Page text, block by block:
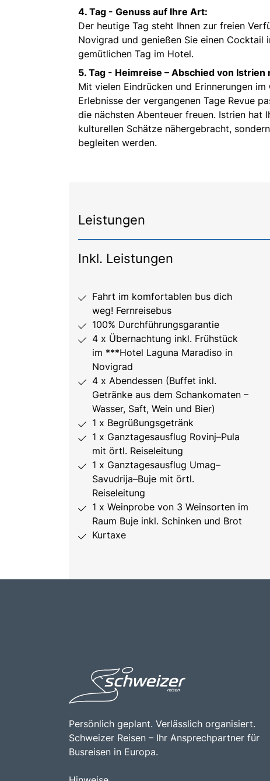
4. Tag - Genuss auf Ihre Art:
Der heutige Tag steht Ihnen zur freien
Novigrad und genießen Sie einen Cocktail
gemütlichen Tag im Hotel.
5. Tag - Heimreise – Abschied von
Mit vielen Eindrücken und Erinnerungen
Erlebnisse der vergangenen Tage Revue
die nächsten Abenteuer freuen. Istrien hat
kulturellen Schätze nähergebracht,
begleiten werden.
Leistungen
Inkl. Leistungen
Fahrt im komfortablen bus dich
weg! Fernreisebus
100% Durchführungsgarantie
4 x Übernachtung inkl. Frühstück
im ***Hotel Laguna Maradiso in
Novigrad
4 x Abendessen (Buffet inkl.
Getränke aus dem Schankomaten –
Wasser, Saft, Wein und Bier)
1 x Begrüßungsgetränk
1 x Ganztagesausflug Rovinj–Pula
mit örtl. Reiseleitung
1 x Ganztagesausflug Umag–
Savudrija–Buje mit örtl.
Reiseleitung
1 x Weinprobe von 3 Weinsorten im
Raum Buje inkl. Schinken und Brot
Kurtaxe
Persönlich geplant. Verlässlich organisiert.
Schweizer Reisen – Ihr Ansprechpartner für
Busreisen in Europa.